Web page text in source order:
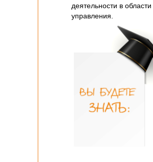
деятельности в области
управления.